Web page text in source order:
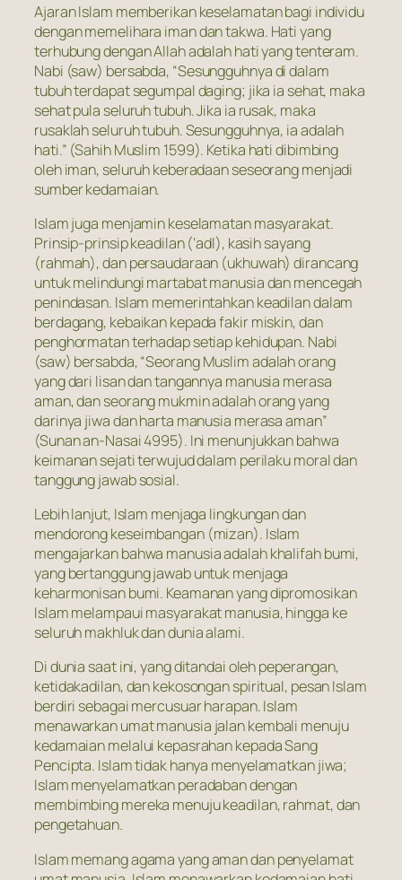
Ajaran Islam memberikan keselamatan bagi individu
dengan memelihara iman dan takwa. Hati yang
terhubung dengan Allah adalah hati yang tenteram.
Nabi (saw) bersabda, “Sesungguhnya di dalam
tubuh terdapat segumpal daging; jika ia sehat, maka
sehat pula seluruh tubuh. Jika ia rusak, maka
rusaklah seluruh tubuh. Sesungguhnya, ia adalah
hati.” (Sahih Muslim 1599). Ketika hati dibimbing
oleh iman, seluruh keberadaan seseorang menjadi
sumber kedamaian.
Islam juga menjamin keselamatan masyarakat.
Prinsip-prinsip keadilan (‘adl), kasih sayang
(rahmah), dan persaudaraan (ukhuwah) dirancang
untuk melindungi martabat manusia dan mencegah
penindasan. Islam memerintahkan keadilan dalam
berdagang, kebaikan kepada fakir miskin, dan
penghormatan terhadap setiap kehidupan. Nabi
(saw) bersabda,“Seorang Muslim adalah orang
yang dari lisan dan tangannya manusia merasa
aman, dan seorang mukmin adalah orang yang
darinya jiwa dan harta manusia merasa aman”
(Sunan an-Nasai 4995). Ini menunjukkan bahwa
keimanan sejati terwujud dalam perilaku moral dan
tanggung jawab sosial.
Lebih lanjut, Islam menjaga lingkungan dan
mendorong keseimbangan (mizan). Islam
mengajarkan bahwa manusia adalah khalifah bumi,
yang bertanggung jawab untuk menjaga
keharmonisan bumi. Keamanan yang dipromosikan
Islam melampaui masyarakat manusia, hingga ke
seluruh makhluk dan dunia alami.
Di dunia saat ini, yang ditandai oleh peperangan,
ketidakadilan, dan kekosongan spiritual, pesan Islam
berdiri sebagai mercusuar harapan. Islam
menawarkan umat manusia jalan kembali menuju
kedamaian melalui kepasrahan kepada Sang
Pencipta. Islam tidak hanya menyelamatkan jiwa;
Islam menyelamatkan peradaban dengan
membimbing mereka menuju keadilan, rahmat, dan
pengetahuan.
Islam memang agama yang aman dan penyelamat